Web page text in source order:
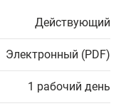
Действующий
Электронный (PDF)
1 рабочий день